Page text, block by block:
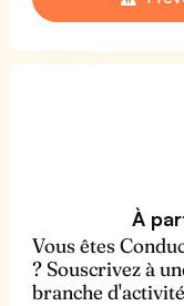
À
Vous êtes
? Souscrivez à
branche d'activité